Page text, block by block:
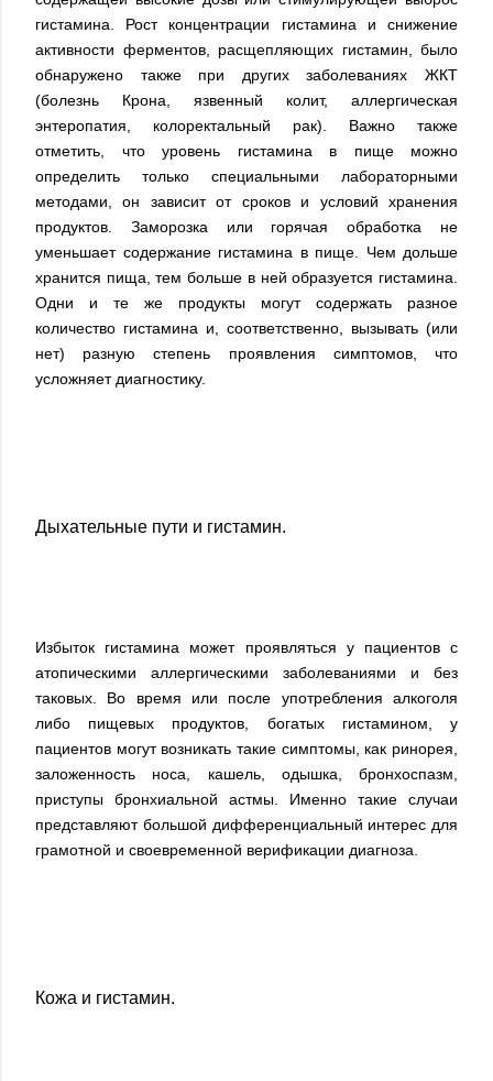
гистамина. Рост концентрации гистамина и снижение
активности ферментов, расщепляющих гистамин, было
обнаружено также при других заболеваниях ЖКТ
(болезнь Крона, язвенный колит, аллергическая
энтеропатия, колоректальный рак). Важно также
отметить, что уровень гистамина в пище можно
определить только специальными лабораторными
методами, он зависит от сроков и условий хранения
продуктов. Заморозка или горячая обработка не
уменьшает содержание гистамина в пище. Чем дольше
хранится пища, тем больше в ней образуется гистамина.
Одни и те же продукты могут содержать разное
количество гистамина и, соответственно, вызывать (или
нет) разную степень проявления симптомов, что
усложняет диагностику.
Дыхательные пути и гистамин.
Избыток гистамина может проявляться у пациентов с
атопическими аллергическими заболеваниями и без
таковых. Во время или после употребления алкоголя
либо пищевых продуктов, богатых гистамином, у
пациентов могут возникать такие симптомы, как ринорея,
заложенность носа, кашель, одышка, бронхоспазм,
приступы бронхиальной астмы. Именно такие случаи
представляют большой дифференциальный интерес для
грамотной и своевременной верификации диагноза.
Кожа и гистамин.